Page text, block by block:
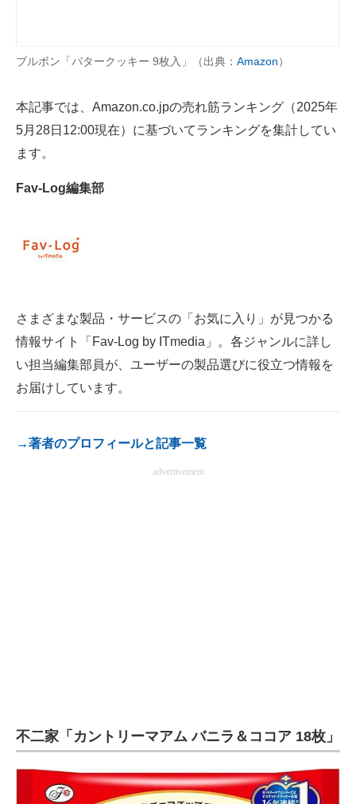
モノづくり技術者専門サイト
電子設計の基本と応用
建設×テクノロジーの最前線
ブルボン「バタークッキー 9枚入」（出典： Amazon）
本記事では、Amazon.co.jpの売れ筋ランキング（2025年
5月28日12:00現在）に基づいてランキングを集計してい
ます。
Fav-Log編集部
さまざまな製品・サービスの「お気に入り」が見つかる
情報サイト「Fav-Log by ITmedia」。各ジャンルに詳し
い担当編集部員が、ユーザーの製品選びに役立つ情報を
お届けしています。
→著者のプロフィールと記事一覧
advertisement
不二家「カントリーマアム バニラ＆ココア 18枚」